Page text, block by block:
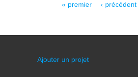
« premier ‹ précédent
Ajouter un projet